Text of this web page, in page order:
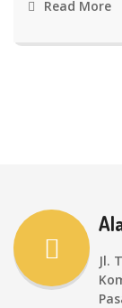
Read More
Jl.